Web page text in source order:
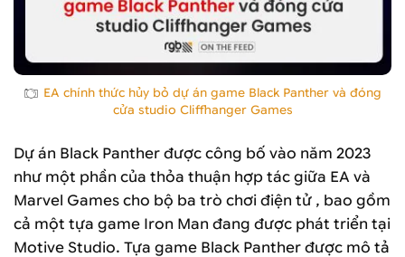
EA chính thức hủy bỏ dự án game Black Panther và đóng
cửa studio Cliffhanger Games
Dự án Black Panther được công bố vào năm 2023
như một phần của thỏa thuận hợp tác giữa EA và
Marvel Games cho bộ ba trò chơi điện tử , bao gồm
cả một tựa game Iron Man đang được phát triển tại
Motive Studio. Tựa game Black Panther được mô tả